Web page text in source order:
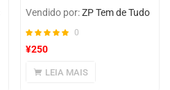
Vendido por:ZP Tem de Tudo
0
¥250
LEIA MAIS